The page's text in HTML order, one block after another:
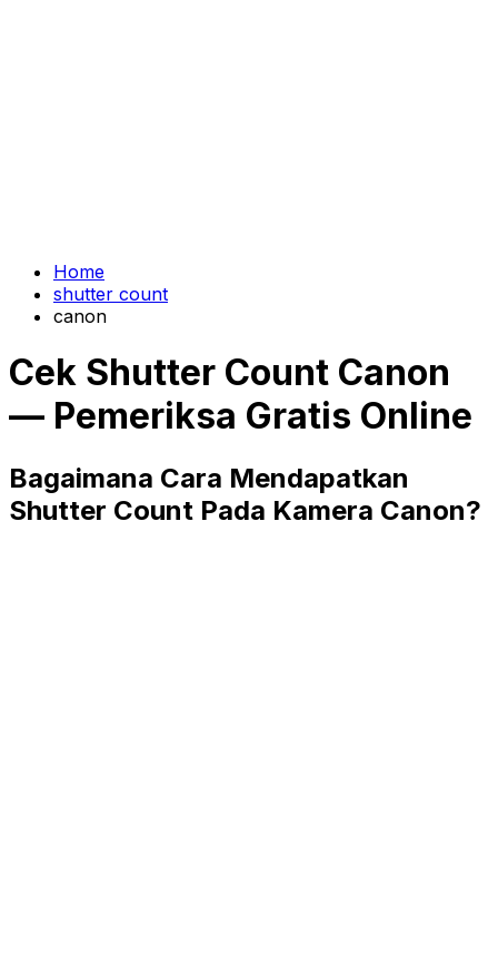
Home
shutter count
canon
Cek Shutter Count Canon
— Pemeriksa Gratis Online
Bagaimana Cara Mendapatkan
Shutter Count Pada Kamera Canon?